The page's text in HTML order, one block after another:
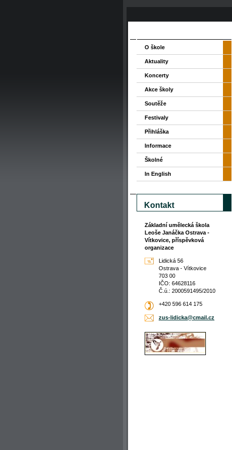
O škole
Aktuality
Koncerty
Akce školy
Soutěže
Festivaly
Přihláška
Informace
Školné
In English
Kontakt
Základní umělecká škola
Leoše Janáčka Ostrava -
Vítkovice, příspěvková
organizace
Lidická 56
Ostrava - Vítkovice
703 00
IČO: 64628116
Č.ú.: 2000591495/2010
+420 596 614 175
zus-lidicka@cmail.cz